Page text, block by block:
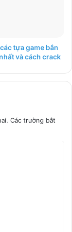
tựa game bắn
và cách crack
Các trường bắt